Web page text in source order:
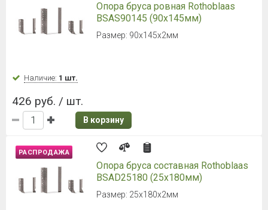
Опора бруса ровная Rothoblaas
BSAS90145 (90х145мм)
Размер: 90х145х2мм
Наличие: 1 шт.
426 руб. / шт.
В корзину
РАСПРОДАЖА
Опора бруса составная Rothoblaas
BSAD25180 (25х180мм)
Размер: 25х180х2мм